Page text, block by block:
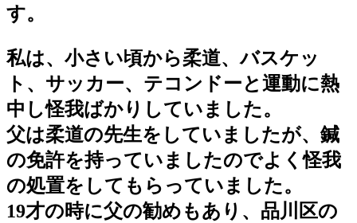
す。
私は、小さい頃から柔道、バスケッ
ト、サッカー、テコンドーと運動に熱
中し怪我ばかりしていました。
父は柔道の先生をしていましたが、鍼
の免許を持っていましたのでよく怪我
の処置をしてもらっていました。
19才の時に父の勧めもあり、品川区の